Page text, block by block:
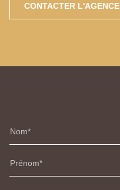
CONTACTER L'AGENCE
Nom
Prénom